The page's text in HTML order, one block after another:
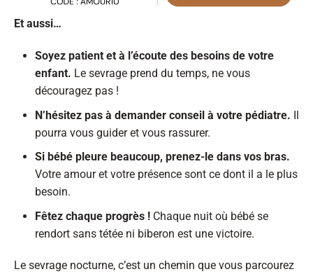
Et aussi…
Soyez patient et à l’écoute des besoins de votre
enfant. Le sevrage prend du temps, ne vous
découragez pas !
N’hésitez pas à demander conseil à votre pédiatre. Il
pourra vous guider et vous rassurer.
Si bébé pleure beaucoup, prenez-le dans vos bras.
Votre amour et votre présence sont ce dont il a le plus
besoin.
Fêtez chaque progrès ! Chaque nuit où bébé se
rendort sans tétée ni biberon est une victoire.
Le sevrage nocturne, c’est un chemin que vous parcourez